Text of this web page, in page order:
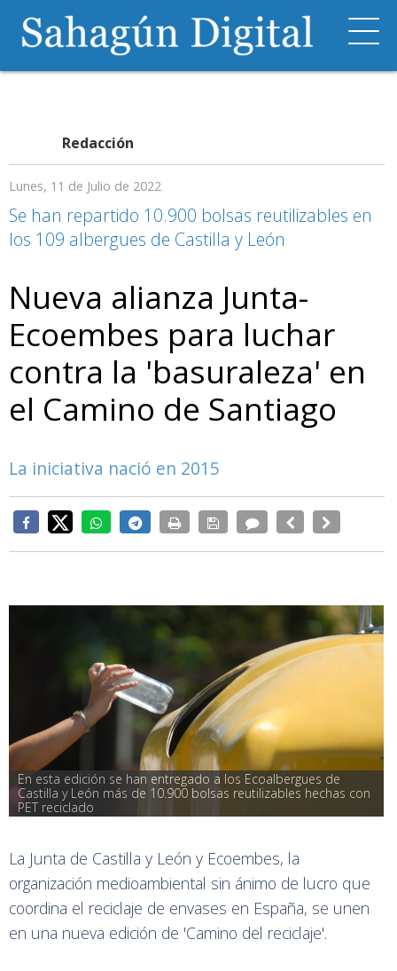
Redacción
Lunes, 11 de Julio de 2022
Se han repartido 10.900 bolsas reutilizables en
los 109 albergues de Castilla y León
Nueva alianza Junta-
Ecoembes para luchar
contra la 'basuraleza' en
el Camino de Santiago
La iniciativa nació en 2015
En esta edición se han entregado a los Ecoalbergues de
Castilla y León más de 10.900 bolsas reutilizables hechas con
PET reciclado
La Junta de Castilla y León y Ecoembes, la
organización medioambiental sin ánimo de lucro que
coordina el reciclaje de envases en España, se unen
en una nueva edición de 'Camino del reciclaje'.